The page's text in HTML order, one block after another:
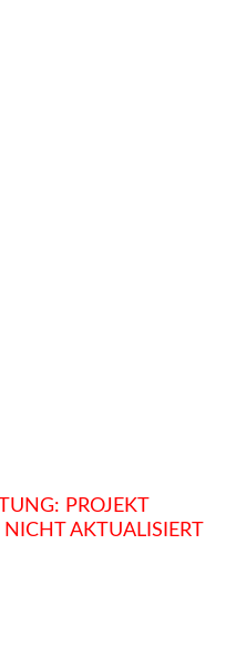
PROJEKT
NICHT AKTUALISIERT